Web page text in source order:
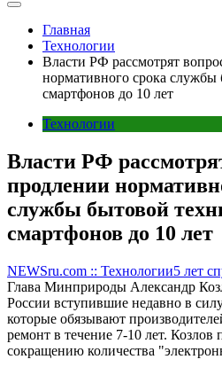
Главная
Технологии
Власти РФ рассмотрят
нормативного срока
смартфонов до 10 лет
Технологии
Власти РФ
продлении
службы бытовой
смартфонов до 10 лет
NEWSru.com :: Технологии5 лет
Глава Минприроды Александр
России вступившие недавно в
которые обязывают
ремонт в течение 7-10 лет. Козлов
сокращению количества